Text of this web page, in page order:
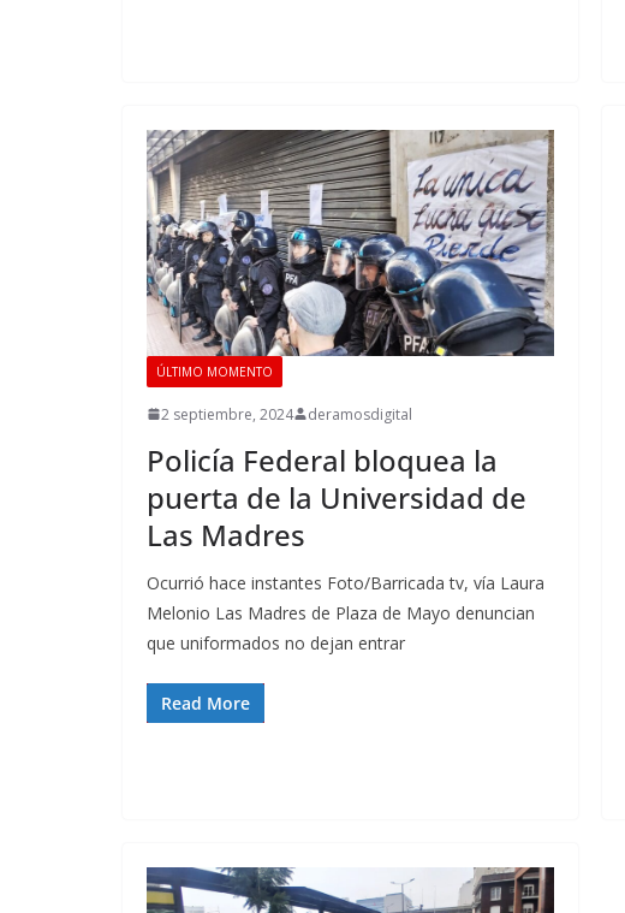
ÚLTIMO MOMENTO
2 septiembre, 2024 deramosdigital
Policía Federal bloquea la
puerta de la Universidad de
Las Madres
Ocurrió hace instantes Foto/Barricada tv, vía Laura
Melonio Las Madres de Plaza de Mayo denuncian
que uniformados no dejan entrar
Read More